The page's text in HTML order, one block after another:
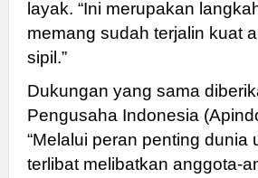
layak. “Ini merupakan
memang sudah terjalin kuat
sipil.”
Dukungan yang sama
Pengusaha Indonesia
“Melalui peran penting
terlibat melibatkan anggota-